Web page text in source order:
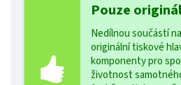
Pouze
Nedílnou součástí
originální tiskové
komponenty pro
životnost